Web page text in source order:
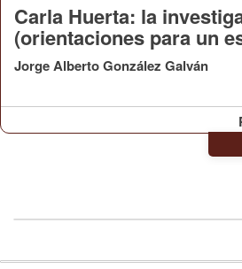
Carla Huerta: la
(orientaciones para un
Jorge Alberto González Galván